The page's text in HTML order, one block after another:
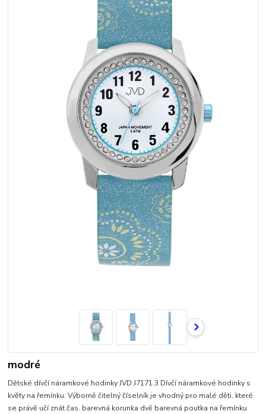
modré
Dětské dívčí náramkové hodinky JVD J7171.3 Dívčí náramkové hodinky s
květy na řemínku. Výborně čitelný číselník je vhodný pro malé děti, které
se právě učí znát čas. barevná korunka dvě barevná poutka na řemínku